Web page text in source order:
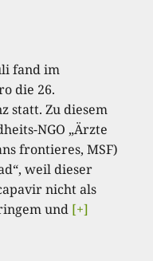
fand im
die 26.
statt. Zu diesem
NGO „Ärzte
frontieres, MSF)
weil dieser
nicht als
und [+]